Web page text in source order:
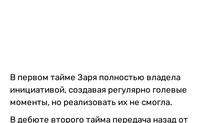
В первом тайме Заря полностью владела
инициативой, создавая регулярно голевые
моменты, но реализовать их не смогла.
В дебюте второго тайма передача назад от